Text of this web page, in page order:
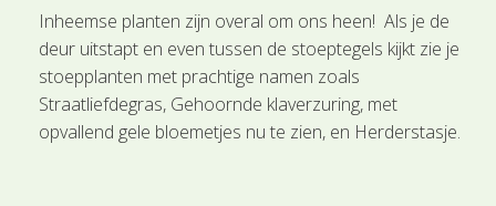
Inheemse planten zijn overal om ons heen! Als je de
deur uitstapt en even tussen de stoeptegels kijkt zie je
stoepplanten met prachtige namen zoals
Straatliefdegras, Gehoornde klaverzuring, met
opvallend gele bloemetjes nu te zien, en Herderstasje.